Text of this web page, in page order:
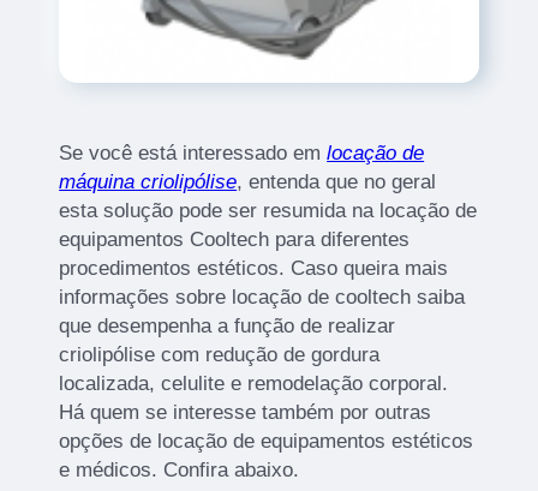
Se você está interessado emlocação de
máquina criolipólise, entenda que no geral
esta solução pode ser resumida na locação de
equipamentos Cooltech para diferentes
procedimentos estéticos. Caso queira mais
informações sobre locação de cooltech saiba
que desempenha a função de realizar
criolipólise com redução de gordura
localizada, celulite e remodelação corporal.
Há quem se interesse também por outras
opções de locação de equipamentos estéticos
e médicos. Confira abaixo.